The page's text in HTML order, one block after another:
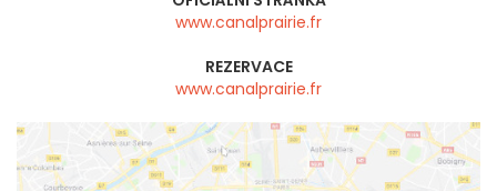
www.canalprairie.fr
REZERVACE
www.canalprairie.fr